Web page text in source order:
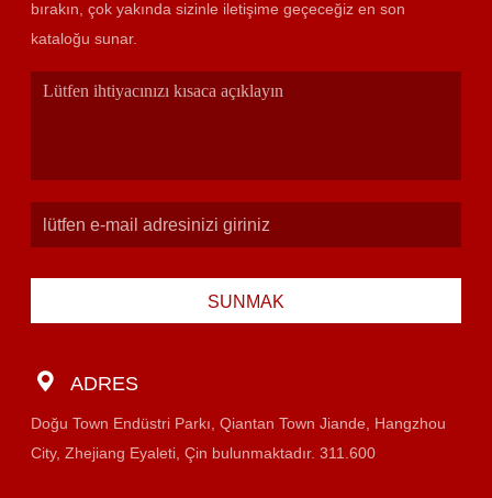
bırakın, çok yakında sizinle iletişime geçeceğiz en son
kataloğu sunar.
SUNMAK
ADRES
Doğu Town Endüstri Parkı, Qiantan Town Jiande, Hangzhou
City, Zhejiang Eyaleti, Çin bulunmaktadır. 311.600